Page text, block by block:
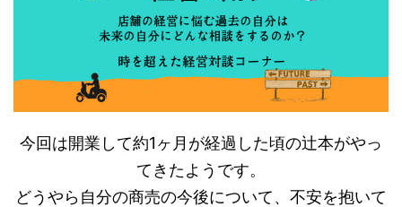
今回は開業して約1ヶ月が経過した頃の辻本がやっ
てきたようです。
どうやら自分の商売の今後について、不安を抱いて